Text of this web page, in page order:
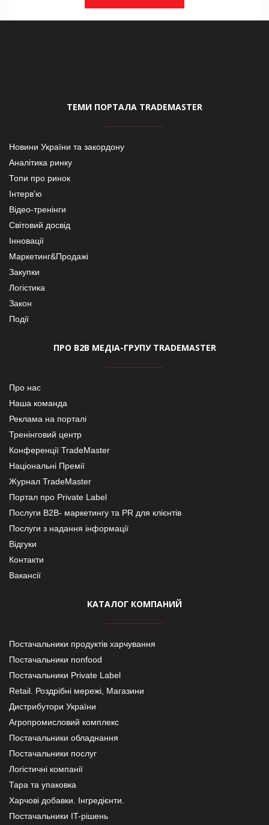
ТЕМИ ПОРТАЛА TRADEMASTER
Новини України та закордону
Аналітика ринку
Топи про ринок
Інтерв’ю
Відео-тренінги
Світовий досвід
Інновації
Маркетинг&Продажі
Закупки
Логістика
Закон
Події
ПРО В2В МЕДІА-ГРУПУ TRADEMASTER
Про нас
Наша команда
Реклама на порталі
Тренінговий центр
Конференції TradeMaster
Національні Премії
Журнал TradeMaster
Портал про Private Label
Послуги В2В- маркетингу та PR для клієнтів
Послуги з надання інформації
Відгуки
Контакти
Вакансії
КАТАЛОГ КОМПАНИЙ
Постачальники продуктів харчування
Постачальники nonfood
Постачальники Private Label
Retail. Роздрібні мережі, Магазини
Дистрибутори України
Агропромисловий комплекс
Постачальники обладнання
Постачальники послуг
Логістичні компанії
Тара та упаковка
Харчові добавки. Інгредієнти.
Постачальники IT-рішень